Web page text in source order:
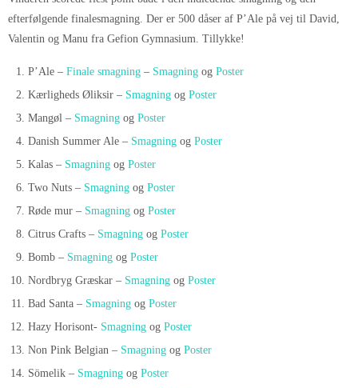
efterfølgende finalesmagning. Der er 500 dåser af P’Ale på vej til David,
Valentin og Manu fra Gefion Gymnasium. Tillykke!
P’Ale –Finale smagning – Smagning ogPoster
Kærligheds Øliksir – Smagning ogPoster
Mangøl – Smagning ogPoster
Danish Summer Ale – Smagning ogPoster
Kalas – Smagning ogPoster
Two Nuts – Smagning ogPoster
Røde mur – Smagning ogPoster
Citrus Crafts – Smagning ogPoster
Bomb – Smagning ogPoster
Nordbryg Græskar – Smagning ogPoster
Bad Santa – Smagning ogPoster
Hazy Horisont- Smagning ogPoster
Non Pink Belgian – Smagning ogPoster
Sömelik – Smagning ogPoster